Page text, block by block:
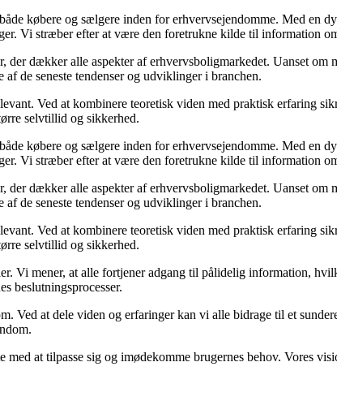
købere og sælgere inden for erhvervsejendomme. Med en
Vi stræber efter at være den foretrukne kilde til information
dækker alle aspekter af erhvervsboligmarkedet. Uanset
de seneste tendenser og udviklinger i branchen.
Ved at kombinere teoretisk viden med praktisk erfaring
selvtillid og sikkerhed.
købere og sælgere inden for erhvervsejendomme. Med en
Vi stræber efter at være den foretrukne kilde til information
dækker alle aspekter af erhvervsboligmarkedet. Uanset
de seneste tendenser og udviklinger i branchen.
Ved at kombinere teoretisk viden med praktisk erfaring
selvtillid og sikkerhed.
Vi mener, at alle fortjener adgang til pålidelig information,
beslutningsprocesser.
Ved at dele viden og erfaringer kan vi alle bidrage til et
at tilpasse sig og imødekomme brugernes behov. Vores